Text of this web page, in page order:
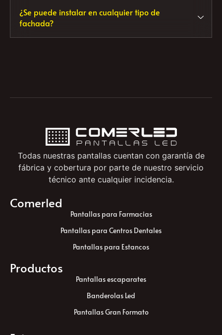
¿Se puede instalar en cualquier tipo de
Todas nuestras pantallas cuentan con garantía de
técnico ante cualquier incidencia.
Comerled